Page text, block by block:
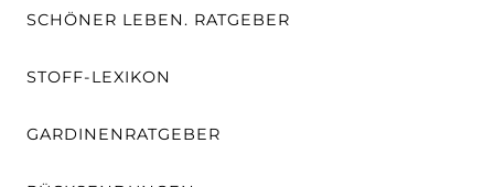
SCHÖNER LEBEN. RATGEBER
STOFF-LEXIKON
GARDINENRATGEBER